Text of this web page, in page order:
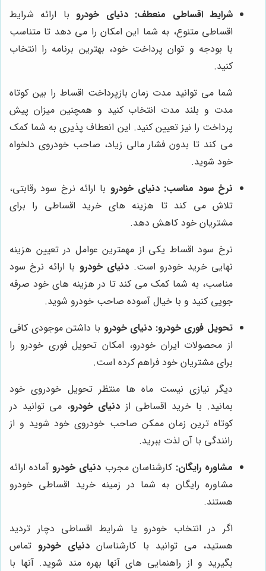
شرایط اقساطی منعطف: دنیای خودرو با ارائه شرایط
اقساطی متنوع، به شما این امکان را می دهد تا متناسب
با بودجه و توان پرداخت خود، بهترین برنامه را انتخاب
کنید.
شما می توانید مدت زمان بازپرداخت اقساط را بین کوتاه
مدت و بلند مدت انتخاب کنید و همچنین میزان پیش
پرداخت را نیز تعیین کنید. این انعطاف پذیری به شما کمک
می کند تا بدون فشار مالی زیاد، صاحب خودروی دلخواه
خود شوید.
نرخ سود مناسب: دنیای خودرو با ارائه نرخ سود رقابتی،
تلاش می کند تا هزینه های خرید اقساطی را برای
مشتریان خود کاهش دهد.
نرخ سود اقساط یکی از مهمترین عوامل در تعیین هزینه
نهایی خرید خودرو است. دنیای خودرو با ارائه نرخ سود
مناسب، به شما کمک می کند تا در هزینه های خود صرفه
جویی کنید و با خیال آسوده صاحب خودرو شوید.
تحویل فوری خودرو: دنیای خودرو با داشتن موجودی کافی
از محصولات ایران خودرو، امکان تحویل فوری خودرو را
برای مشتریان خود فراهم کرده است.
دیگر نیازی نیست ماه ها منتظر تحویل خودروی خود
بمانید. با خرید اقساطی از دنیای خودرو، می توانید در
کوتاه ترین زمان ممکن صاحب خودروی خود شوید و از
رانندگی با آن لذت ببرید.
مشاوره رایگان: کارشناسان مجرب دنیای خودرو آماده ارائه
مشاوره رایگان به شما در زمینه خرید اقساطی خودرو
هستند.
اگر در انتخاب خودرو یا شرایط اقساطی دچار تردید
هستید، می توانید با کارشناسان دنیای خودرو تماس
بگیرید و از راهنمایی های آنها بهره مند شوید. آنها با